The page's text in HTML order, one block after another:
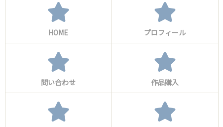
HOME プロフィール
問い合わせ 作品購入